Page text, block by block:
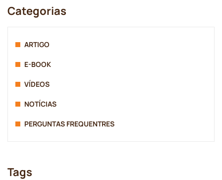
Categorias
ARTIGO
E-BOOK
VÍDEOS
NOTÍCIAS
PERGUNTAS FREQUENTRES
Tags